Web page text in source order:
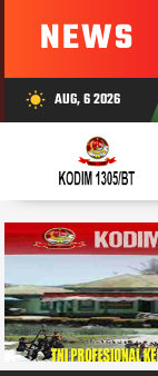
NEWS
wb_sunny AUG, 6 2026